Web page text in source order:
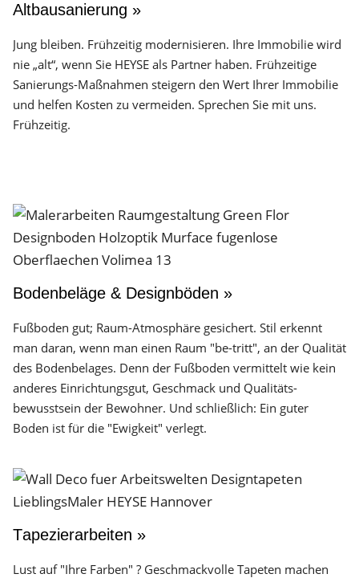
Altbausanierung »
Jung bleiben. Frühzeitig modernisieren. Ihre Immobilie wird
nie „alt“, wenn Sie HEYSE als Partner haben. Frühzeitige
Sanierungs-Maßnahmen steigern den Wert Ihrer Immobilie
und helfen Kosten zu vermeiden. Sprechen Sie mit uns.
Frühzeitig.
Bodenbeläge & Designböden »
Fußboden gut; Raum-Atmosphäre gesichert. Stil erkennt
man daran, wenn man einen Raum "be-tritt", an der Qualität
des Boden­belages. Denn der Fuß­boden vermittelt wie kein
anderes Einrichtungs­gut, Geschmack und Qualitäts­
bewusstsein der Bewohner. Und schließlich: Ein guter
Boden ist für die "Ewigkeit" verlegt.
Tapezierarbeiten »
Lust auf "Ihre Farben" ? Geschmackvolle Tapeten machen